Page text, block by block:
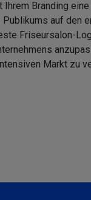
Branding
auf den
Friseursalon-
Markt zu